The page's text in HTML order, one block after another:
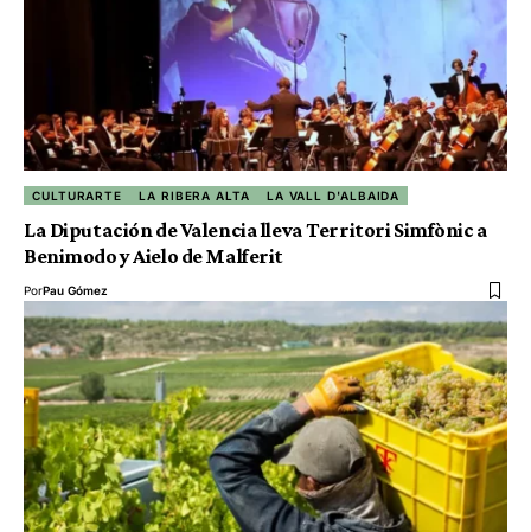
CULTURARTE LA RIBERA ALTA LA VALL D'ALBAIDA
La Diputación de Valencia lleva Territori Simfònic a
Benimodo y Aielo de Malferit
PorPau Gómez